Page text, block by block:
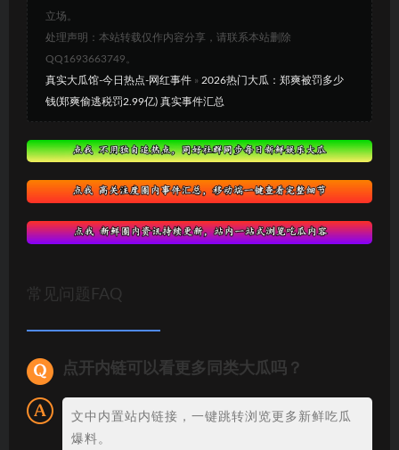
立场。
处理声明：本站转载仅作内容分享，请联系本站删除
QQ1693663749。
真实大瓜馆-今日热点-网红事件 » 2026热门大瓜：郑爽被罚多少
钱(郑爽偷逃税罚2.99亿) 真实事件汇总
常见问题FAQ
点开内链可以看更多同类大瓜吗？
文中内置站内链接，一键跳转浏览更多新鲜吃瓜
爆料。